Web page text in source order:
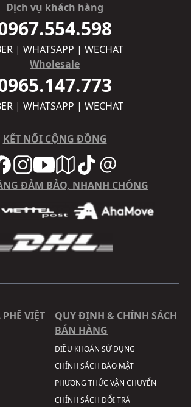
Dịch vụ khách hàng
| WHATSAPP | WECHAT
Wholesale
| WHATSAPP | WECHAT
KẾT NỐI CỘNG ĐỒNG
ĐẢM BẢO, NHANH CHÓNG
VIỆT
QUY ĐỊNH & CHÍNH SÁCH
BÁN HÀNG
ĐIỀU KHOẢN SỬ DỤNG
CHÍNH SÁCH BẢO MẬT
PHƯƠNG THỨC VẬN CHUYỂN
CHÍNH SÁCH ĐỔI TRẢ